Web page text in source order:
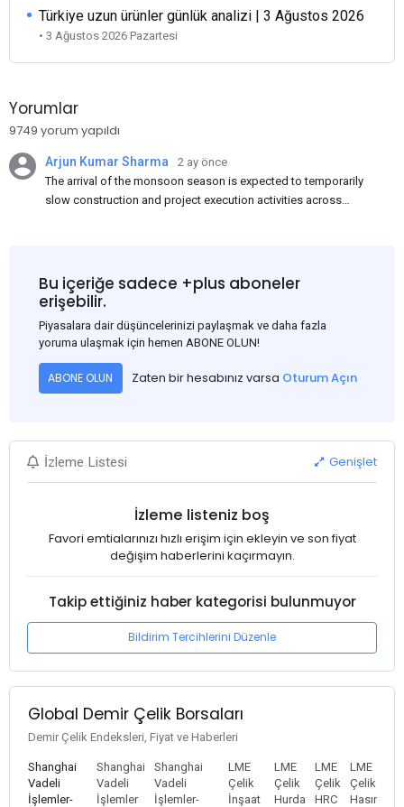
Türkiye uzun ürünler günlük analizi | 3 Ağustos 2026
• 3 Ağustos 2026 Pazartesi
Yorumlar
9749 yorum yapıldı
Arjun Kumar Sharma
2 ay önce
The arrival of the monsoon season is expected to temporarily
slow construction and project execution activities across
and rural construction projects is expected to provide support
to the market despite seasonal disruptions caused by heavy
rainfall.
Bu içeriğe sadece +plus aboneler
erişebilir.
Piyasalara dair düşüncelerinizi paylaşmak ve daha fazla
yoruma ulaşmak için hemen ABONE OLUN!
ABONE OLUN Zaten bir hesabınız varsa Oturum Açın
İzleme Listesi Genişlet
İzleme listeniz boş
Favori emtialarınızı hızlı erişim için ekleyin ve son fiyat
değişim haberlerini kaçırmayın.
Takip ettiğiniz haber kategorisi bulunmuyor
Bildirim Tercihlerini Düzenle
Global Demir Çelik Borsaları
Demir Çelik Endeksleri, Fiyat ve Haberleri
Shanghai
Vadeli
İşlemler-
Shanghai
Vadeli
İşlemler
Shanghai
Vadeli
İşlemler-
LME
Çelik
İnşaat
LME
Çelik
Hurda
LME
Çelik
HRC
LME
Çelik
Hasır